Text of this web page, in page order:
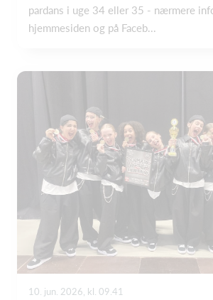
pardans i uge 34 eller 35 - nærmere
hjemmesiden og på Faceb...
10. jun. 2026, kl. 09.41